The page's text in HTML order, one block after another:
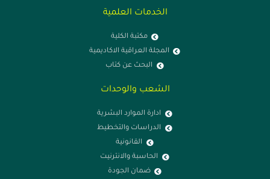
الخدمات العلمية
المجلة العراقية الاكاديمية
البحث عن كتاب
الشعب والوحدات
ادارة الموارد البشرية
الدراسات والتخطيط
الحاسبة والانترنيت